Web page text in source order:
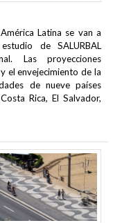
Latina se van a
de SALURBAL
. Las proyecciones
el envejecimiento de la
de nueve países
Rica, El Salvador,